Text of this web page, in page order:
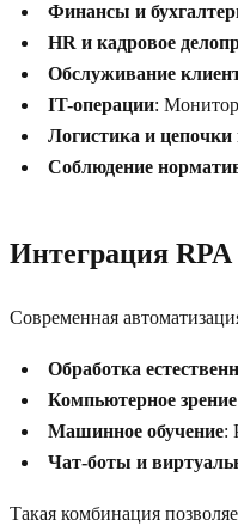
Финансы и
HR и кадровое
Обслуживание
IT-операции:
Логистика и цепочки
Соблюдение
Интеграция
Современная
Обработка
Компьютерное
Машинное обучение:
Чат-боты и
Такая комбинация